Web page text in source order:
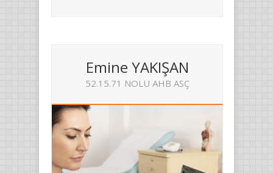
Emine YAKIŞAN
52.15.71 NOLU AHB ASÇ